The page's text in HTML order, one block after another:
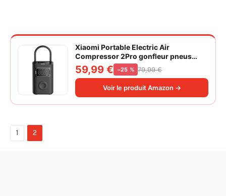
Xiaomi Portable Electric Air
Compressor 2Pro gonfleur pneus
voiture | ±1PSI Contrôle pression
pneus, 45s gonflage rapide, batterie
longue durée, avec éclairage, grand
cylindre à air 27 mm
59,99 € −25 % 79,99 €
Voir le produit Amazon →
1 2